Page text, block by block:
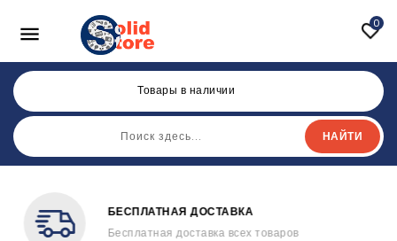
 0
Товары в наличии
НАЙТИ
ОНЛАЙН ПОДДЕРЖКА
Быстро решим возникшую проблему